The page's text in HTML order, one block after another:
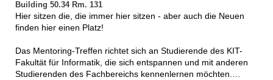
Building 50.34 Rm. 131
Hier sitzen die, die immer hier sitzen - aber auch die Neuen
finden hier einen Platz!
Das Mentoring-Treffen richtet sich an Studierende des KIT-
Fakultät für Informatik, die sich entspannen und mit anderen
Studierenden des Fachbereichs kennenlernen möchten.